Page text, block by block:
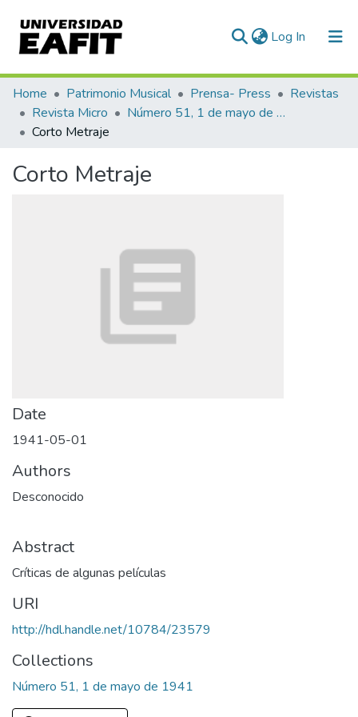
Log In (current)
Communities & Collections
All of DSpace
Home Patrimonio Musical Prensa- Press
Revistas
Revista Micro
Número 51, 1 de mayo de 1941
Corto Metraje
Corto Metraje
Date
1941-05-01
Authors
Desconocido
Abstract
Críticas de algunas películas
URI
http://hdl.handle.net/10784/23579
Collections
Número 51, 1 de mayo de 1941